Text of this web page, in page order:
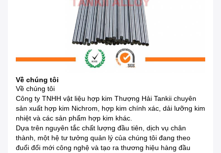
Về chúng tôi
Về chúng tôi
Công ty TNHH vật liệu hợp kim Thượng Hải Tankii chuyên
sản xuất hợp kim Nichrom, hợp kim chính xác, dải lưỡng kim
nhiệt và các sản phẩm hợp kim khác.
Dựa trên nguyên tắc chất lượng đầu tiên, dịch vụ chân
thành, một hệ tư tưởng quản lý của chúng tôi đang theo
đuổi đổi mới công nghệ và tạo ra thương hiệu hàng đầu